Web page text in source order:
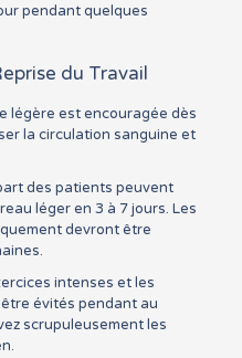
pendant quelques
du Travail
légère est encouragée dès
la circulation sanguine et
des patients peuvent
léger en 3 à 7 jours. Les
devront être
intenses et les
évités pendant au
scrupuleusement les